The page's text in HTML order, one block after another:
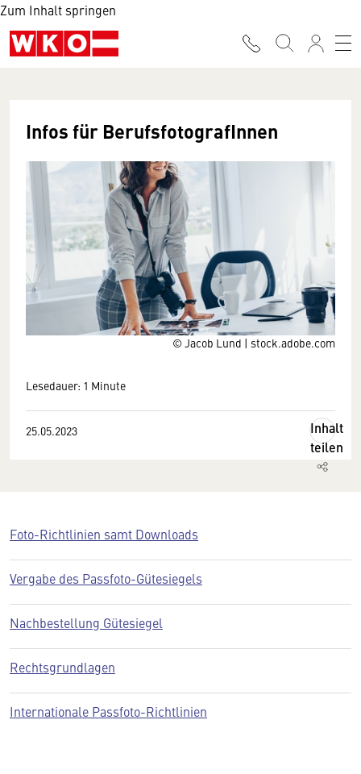
Zum Inhalt springen
© Jacob Lund | stock.adobe.com
Infos für BerufsfotografInnen
Lesedauer: 1 Minute
25.05.2023
Inhalt
teilen
Foto-Richtlinien samt Downloads
Vergabe des Passfoto-Gütesiegels
Nachbestellung Gütesiegel
Rechtsgrundlagen
Internationale Passfoto-Richtlinien